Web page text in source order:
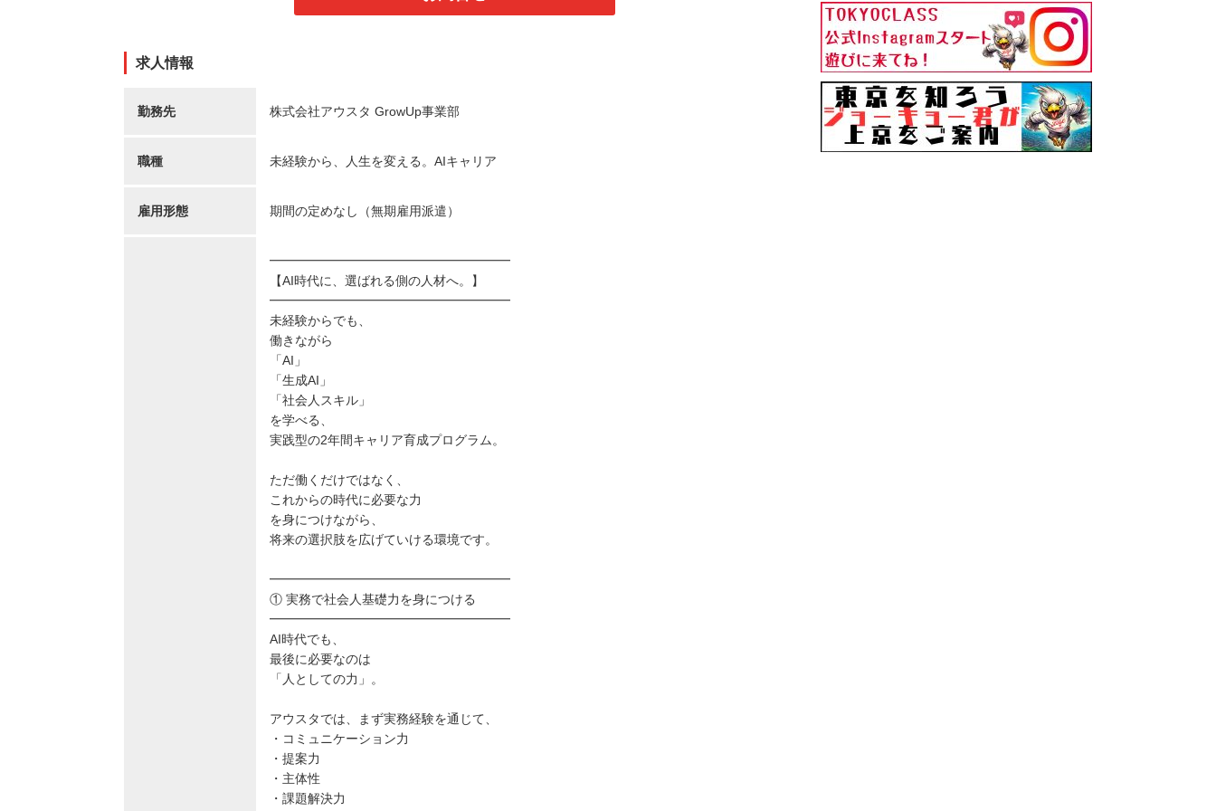
求人情報
勤務先 株式会社アウスタ GrowUp事業部
職種 未経験から、人生を変える。AIキャリア
雇用形態 期間の定めなし（無期雇用派遣）
━━━━━━━━━━━━━━━━━━━
【AI時代に、選ばれる側の人材へ。】
━━━━━━━━━━━━━━━━━━━
未経験からでも、
働きながら
「AI」
「生成AI」
「社会人スキル」
を学べる、
実践型の2年間キャリア育成プログラム。
ただ働くだけではなく、
これからの時代に必要な力
を身につけながら、
将来の選択肢を広げていける環境です。
━━━━━━━━━━━━━━━━━━━
① 実務で社会人基礎力を身につける
━━━━━━━━━━━━━━━━━━━
AI時代でも、
最後に必要なのは
「人としての力」。
アウスタでは、まず実務経験を通じて、
・コミュニケーション力
・提案力
・主体性
・課題解決力